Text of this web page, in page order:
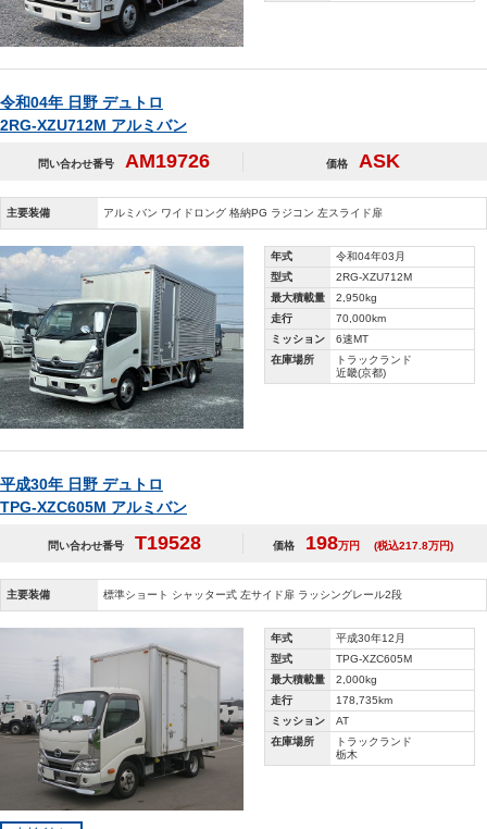
令和04年 日野 デュトロ
2RG-XZU712M アルミバン
問い合わせ番号 AM19726 価格 ASK
主要装備 アルミバン ワイドロング 格納PG ラジコン 左スライド扉
年式
令和04年03月
型式
2RG-XZU712M
最大積載量
2,950kg
走行
70,000km
ミッション
6速MT
在庫場所
トラックランド
近畿(京都)
平成30年 日野 デュトロ
TPG-XZC605M アルミバン
問い合わせ番号 T19528 価格 198万円 (税込217.8万円)
主要装備 標準ショート シャッター式 左サイド扉 ラッシングレール2段
年式
平成30年12月
型式
TPG-XZC605M
最大積載量
2,000kg
走行
178,735km
ミッション
AT
在庫場所
トラックランド
栃木